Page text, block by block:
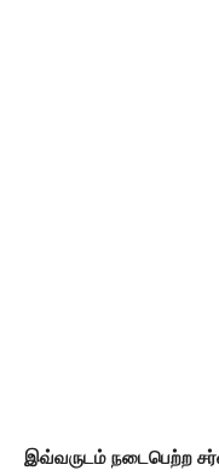
இவ்வருடம் நடைபெற்ற